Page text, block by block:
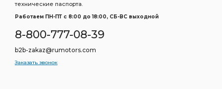
технические паспорта.
Работаем ПН-ПТ c 8:00 до 18:00, СБ-ВС выходной
8-800-777-08-39
b2b-zakaz@rumotors.com
Заказать звонок